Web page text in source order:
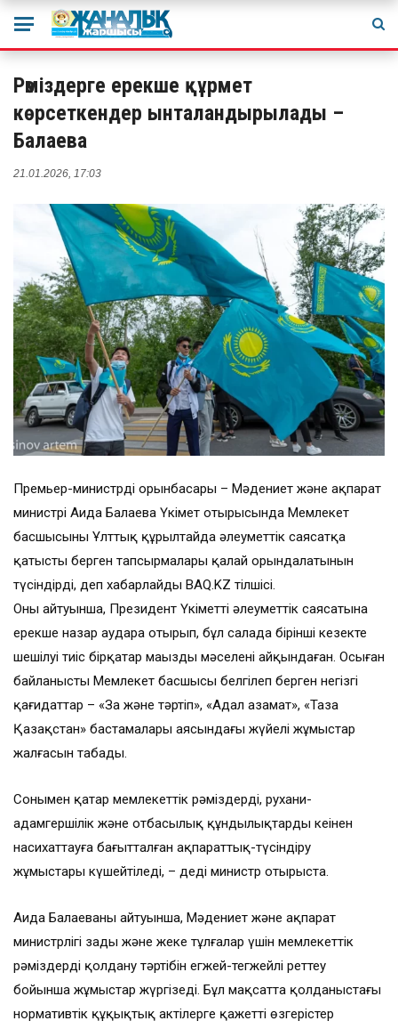
Рәміздерге ерекше құрмет
көрсеткендер ынталандырылады –
Балаева
21.01.2026, 17:03
Премьер-министрдің орынбасары – Мәдениет және ақпарат
министрі Аида Балаева Үкімет отырысында Мемлекет
басшысының Ұлттық құрылтайда әлеуметтік саясатқа
қатысты берген тапсырмалары қалай орындалатынын
түсіндірді, деп хабарлайды BAQ.KZ тілшісі.
Оның айтуынша, Президент Үкіметтің әлеуметтік саясатына
ерекше назар аудара отырып, бұл салада бірінші кезекте
шешілуі тиіс бірқатар маңызды мәселені айқындаған. Осыған
байланысты Мемлекет басшысы белгілеп берген негізгі
қағидаттар – «Заң және тәртіп», «Адал азамат», «Таза
Қазақстан» бастамалары аясындағы жүйелі жұмыстар
жалғасын табады.
Сонымен қатар мемлекеттік рәміздерді, рухани-
адамгершілік және отбасылық құндылықтарды кеңінен
насихаттауға бағытталған ақпараттық-түсіндіру
жұмыстары күшейтіледі, – деді министр отырыста.
Аида Балаеваның айтуынша, Мәдениет және ақпарат
министрлігі заңды және жеке тұлғалар үшін мемлекеттік
рәміздерді қолдану тәртібін егжей-тегжейлі реттеу
бойынша жұмыстар жүргізеді. Бұл мақсатта қолданыстағы
нормативтік құқықтық актілерге қажетті өзгерістер